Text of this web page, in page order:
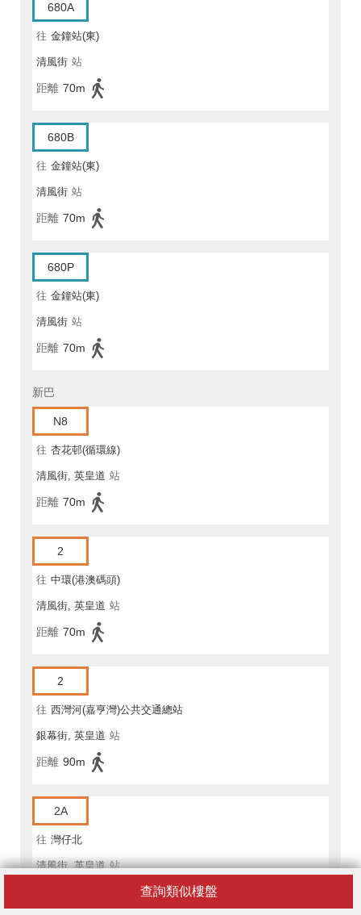
查詢類似樓盤
680A
往 金鐘站(東)
清風街 站
距離 70m
680B
往 金鐘站(東)
清風街 站
距離 70m
680P
往 金鐘站(東)
清風街 站
距離 70m
新巴
N8
往 杏花邨(循環線)
清風街, 英皇道 站
距離 70m
2
往 中環(港澳碼頭)
清風街, 英皇道 站
距離 70m
2
往 西灣河(嘉亨灣)公共交通總站
銀幕街, 英皇道 站
距離 90m
2A
往 灣仔北
清風街, 英皇道 站